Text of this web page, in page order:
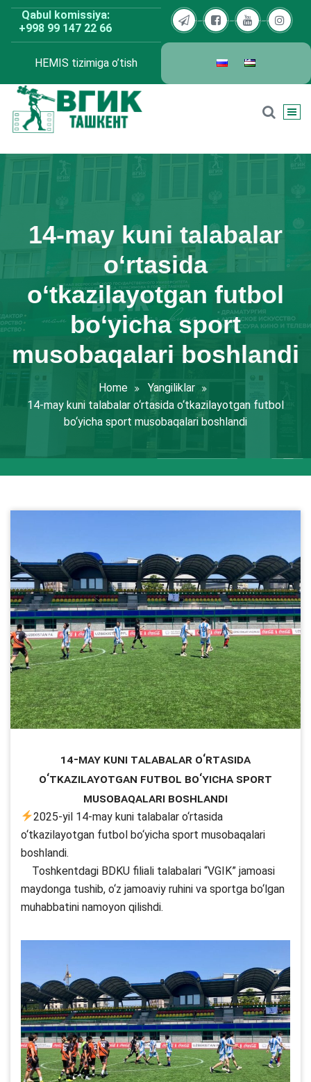
Skip
content
Qabul komissiya:
+998 99 147 22 66
HEMIS tizimiga o’tish
14-may kuni talabalar
o‘rtasida
o‘tkazilayotgan futbol
bo‘yicha sport
musobaqalari boshlandi
Home
Yangiliklar
14-may kuni talabalar o‘rtasida o‘tkazilayotgan futbol
bo‘yicha sport musobaqalari boshlandi
14-may kuni talabalar o‘rtasida
o‘tkazilayotgan futbol bo‘yicha sport
musobaqalari boshlandi
2025-yil 14-may kuni talabalar o‘rtasida
o‘tkazilayotgan futbol bo‘yicha sport musobaqalari
boshlandi.
Toshkentdagi BDKU filiali talabalari “VGIK” jamoasi
maydonga tushib, o‘z jamoaviy ruhini va sportga bo‘lgan
muhabbatini namoyon qilishdi.